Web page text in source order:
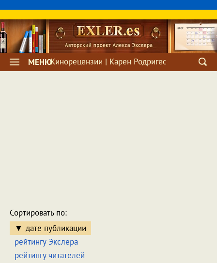
МЕНЮКинорецензии | Карен Родригес
Сортировать по:
дате публикации
рейтингу Экслера
рейтингу читателей